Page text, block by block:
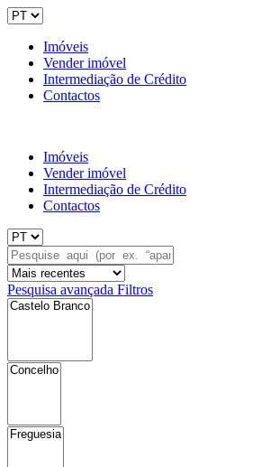
Imóveis
Vender imóvel
Intermediação de Crédito
Contactos
Imóveis
Vender imóvel
Intermediação de Crédito
Contactos
Pesquisa avançada Filtros